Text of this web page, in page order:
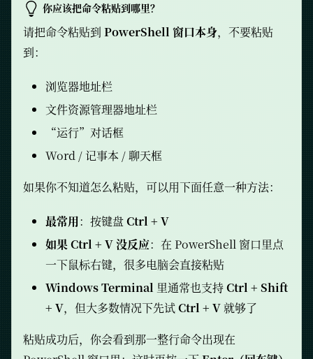
你应该把命令粘贴到哪里？
请把命令粘贴到 PowerShell 窗口本身，不要粘贴
到：
浏览器地址栏
文件资源管理器地址栏
“运行”对话框
Word / 记事本 / 聊天框
如果你不知道怎么粘贴，可以用下面任意一种方法：
最常用：按键盘Ctrl + V
如果 Ctrl + V 没反应：在 PowerShell 窗口里点
一下鼠标右键，很多电脑会直接粘贴
Windows Terminal 里通常也支持Ctrl + Shift
+ V，但大多数情况下先试Ctrl + V就够了
粘贴成功后，你会看到那一整行命令出现在